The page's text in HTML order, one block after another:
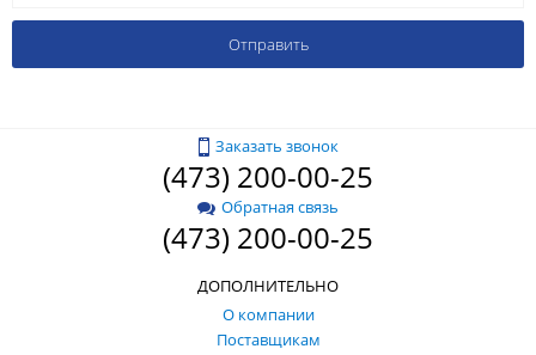
Заказать звонок
(473) 200-00-25
Обратная связь
(473) 200-00-25
ДОПОЛНИТЕЛЬНО
О компании
Поставщикам